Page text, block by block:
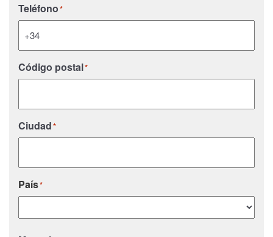
Teléfono*
Código postal*
Ciudad*
País*